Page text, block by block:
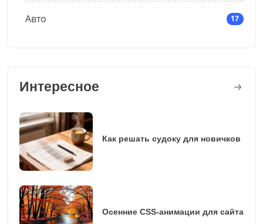
Авто 17
Интересное
Как решать судоку для новичков
Осенние CSS-анимации для сайта